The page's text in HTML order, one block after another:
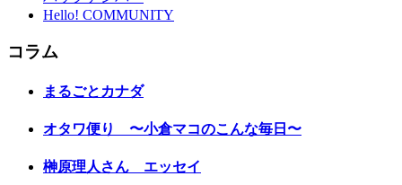
Hello! COMMUNITY
コラム
まるごとカナダ
オタワ便り 〜小倉マコのこんな毎日〜
榊原理人さん エッセイ